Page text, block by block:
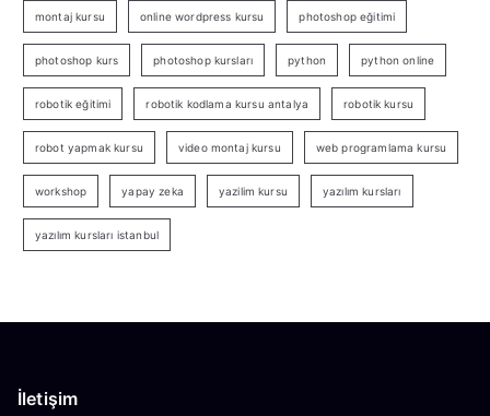
montaj kursu online wordpress kursu photoshop eğitimi
photoshop kurs photoshop kursları python python online
robotik eğitimi robotik kodlama kursu antalya robotik kursu
robot yapmak kursu video montaj kursu web programlama kursu
workshop yapay zeka yazilim kursu yazılım kursları
yazılım kursları istanbul
İletişim